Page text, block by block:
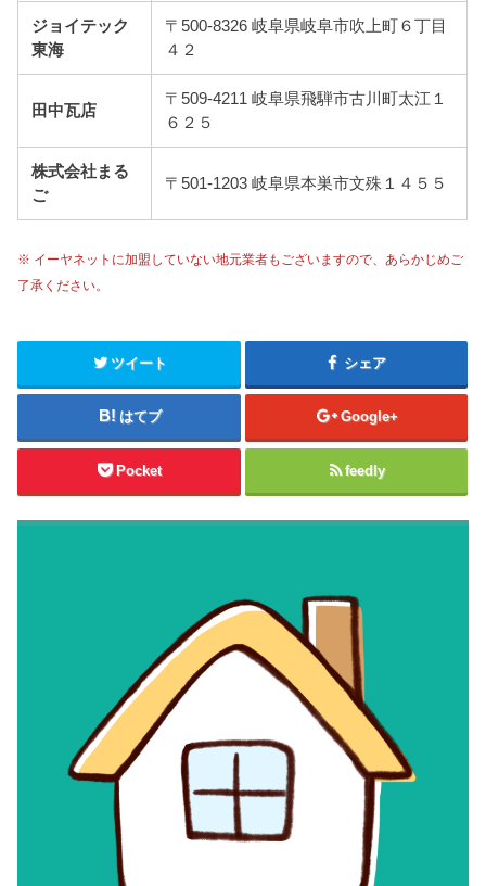
ジョイテック
東海
〒500-8326 岐阜県岐阜市吹上町６丁目
４２
田中瓦店
〒509-4211 岐阜県飛騨市古川町太江１
６２５
株式会社まる
ご
〒501-1203 岐阜県本巣市文殊１４５５
※ イーヤネットに加盟していない地元業者もございますので、あらかじめご
了承ください。
ツイート シェア
はてブ Google+
Pocket feedly